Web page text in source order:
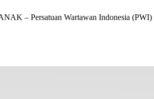
– Persatuan Wartawan Indonesia